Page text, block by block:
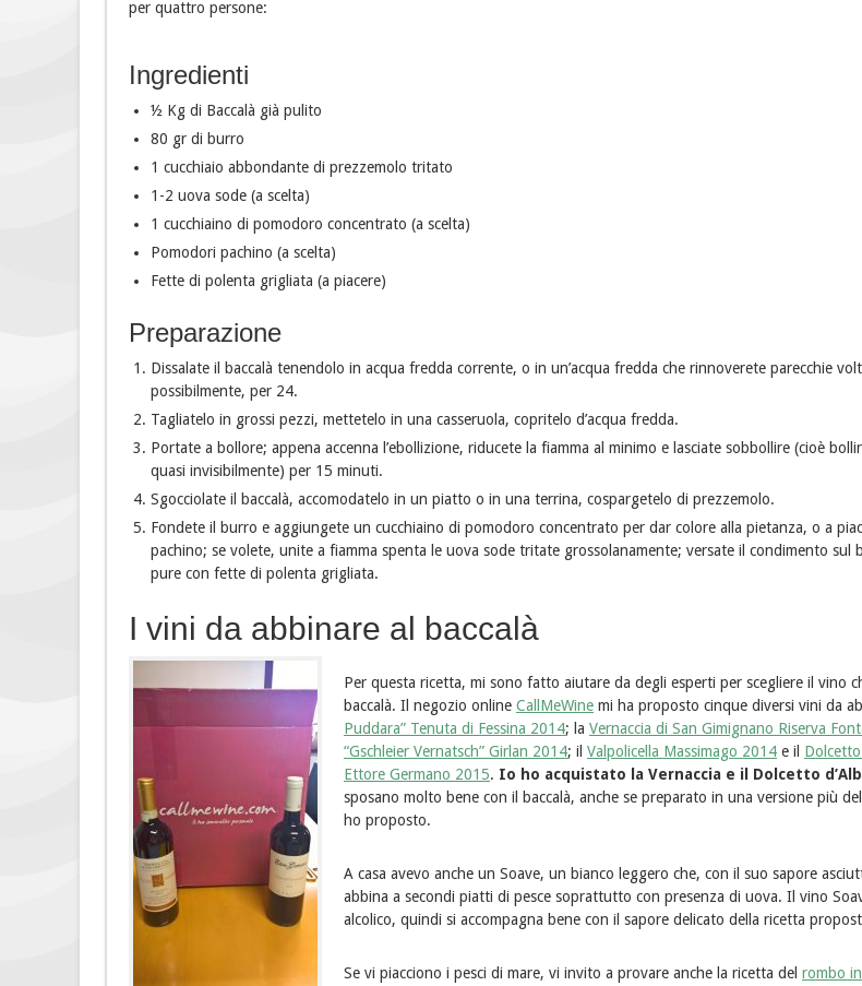
per quattro persone:
Ingredienti
½ Kg di Baccalà già pulito
80 gr di burro
1 cucchiaio abbondante di prezzemolo tritato
1-2 uova sode (a scelta)
1 cucchiaino di pomodoro concentrato (a scelta)
Pomodori pachino (a scelta)
Fette di polenta grigliata (a piacere)
Preparazione
Dissalate il baccalà tenendolo in acqua fredda corrente, o in un’acqua fredda che rinnoverete parecchie
possibilmente, per 24.
Tagliatelo in grossi pezzi, mettetelo in una casseruola, copritelo d’acqua fredda.
Portate a bollore; appena accenna l’ebollizione, riducete la fiamma al minimo e lasciate sobbollire (cioè
quasi invisibilmente) per 15 minuti.
Sgocciolate il baccalà, accomodatelo in un piatto o in una terrina, cospargetelo di prezzemolo.
Fondete il burro e aggiungete un cucchiaino di pomodoro concentrato per dar colore alla pietanza, o a
pachino; se volete, unite a fiamma spenta le uova sode tritate grossolanamente; versate il condimento sul
pure con fette di polenta grigliata.
I vini da abbinare al baccalà
Per questa ricetta, mi sono fatto aiutare da degli esperti per scegliere il vino
baccalà. Il negozio online CallMeWine mi ha proposto cinque diversi vini da
Puddara” Tenuta di Fessina 2014; la Vernaccia di San Gimignano Riserva
“Gschleier Vernatsch” Girlan 2014; il Valpolicella Massimago 2014 e il Dolcetto
Ettore Germano 2015. Io ho acquistato la Vernaccia e il Dolcetto
sposano molto bene con il baccalà, anche se preparato in una versione più
ho proposto.
A casa avevo anche un Soave, un bianco leggero che, con il suo sapore
abbina a secondi piatti di pesce soprattutto con presenza di uova. Il vino
alcolico, quindi si accompagna bene con il sapore delicato della ricetta
Se vi piacciono i pesci di mare, vi invito a provare anche la ricetta del rombo